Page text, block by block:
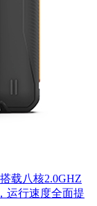
载八核2.0GHZ
，运行速度全面提